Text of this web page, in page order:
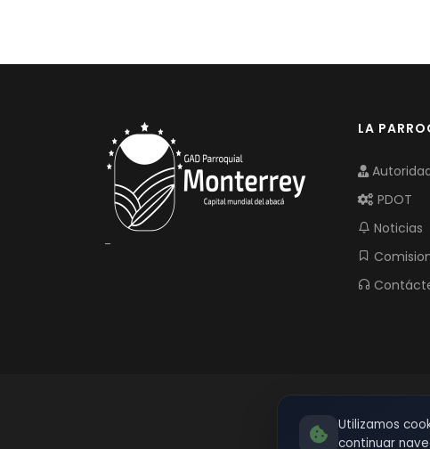
-
LA
PDOT
Noticias
Utilizamos
continuar